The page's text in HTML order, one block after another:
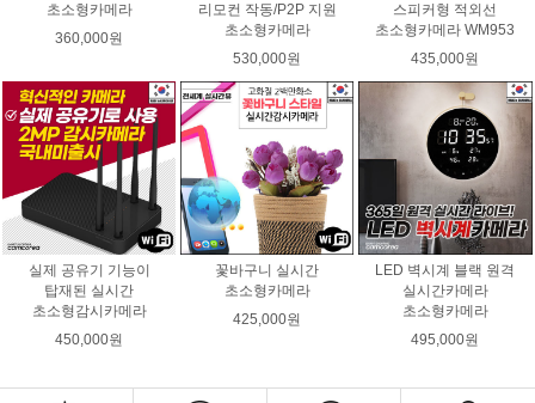
초소형카메라
360,000원
리모컨 작동/P2P 지원
초소형카메라
530,000원
스피커형 적외선
초소형카메라 WM953
435,000원
실제 공유기 기능이
탑재된 실시간
초소형감시카메라
450,000원
꽃바구니 실시간
초소형카메라
425,000원
LED 벽시계 블랙 원격
실시간카메라
초소형카메라
495,000원